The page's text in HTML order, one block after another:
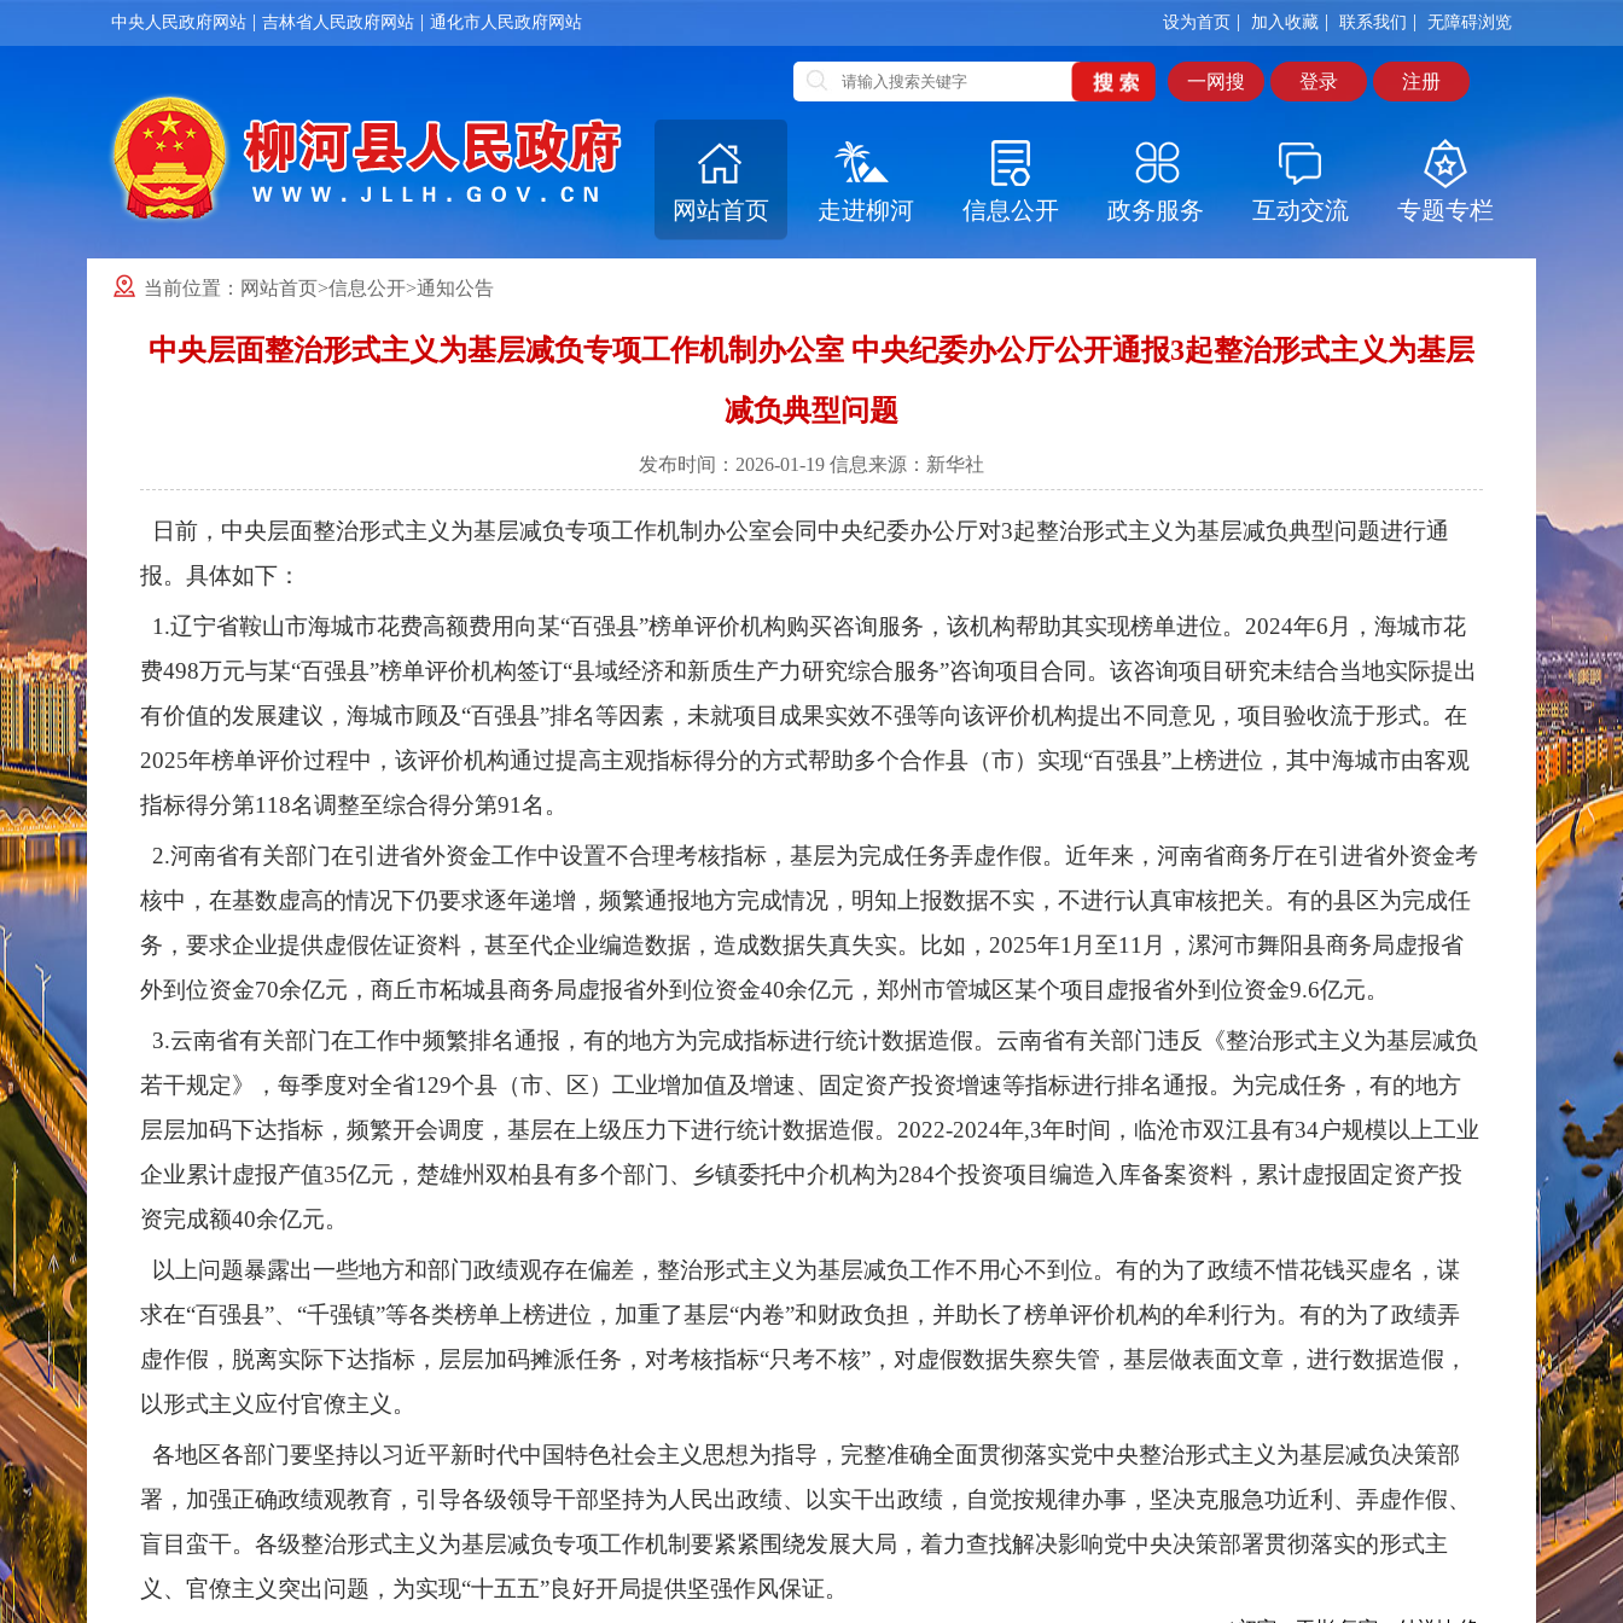
中央人民政府网站 | 吉林省人民政府网站 | 通化市人民政府网站 设为首页 | 加入收藏 | 联系我们 | 无障碍浏览
一网搜 登录 注册
网站首页 走进柳河 信息公开 政务服务 互动交流 专题专栏
当前位置： 网站首页>信息公开>通知公告
中央层面整治形式主义为基层减负专项工作机制办公室 中央纪委办公厅公开通报3起整治形式主义为基层
减负典型问题
发布时间：2026-01-19 信息来源：新华社
日前，中央层面整治形式主义为基层减负专项工作机制办公室会同中央纪委办公厅对3起整治形式主义为基层减负典型问题进行通
报。具体如下：
1.辽宁省鞍山市海城市花费高额费用向某“百强县”榜单评价机构购买咨询服务，该机构帮助其实现榜单进位。2024年6月，海城市花
费498万元与某“百强县”榜单评价机构签订“县域经济和新质生产力研究综合服务”咨询项目合同。该咨询项目研究未结合当地实际提出
有价值的发展建议，海城市顾及“百强县”排名等因素，未就项目成果实效不强等向该评价机构提出不同意见，项目验收流于形式。在
2025年榜单评价过程中，该评价机构通过提高主观指标得分的方式帮助多个合作县（市）实现“百强县”上榜进位，其中海城市由客观
指标得分第118名调整至综合得分第91名。
2.河南省有关部门在引进省外资金工作中设置不合理考核指标，基层为完成任务弄虚作假。近年来，河南省商务厅在引进省外资金考
核中，在基数虚高的情况下仍要求逐年递增，频繁通报地方完成情况，明知上报数据不实，不进行认真审核把关。有的县区为完成任
务，要求企业提供虚假佐证资料，甚至代企业编造数据，造成数据失真失实。比如，2025年1月至11月，漯河市舞阳县商务局虚报省
外到位资金70余亿元，商丘市柘城县商务局虚报省外到位资金40余亿元，郑州市管城区某个项目虚报省外到位资金9.6亿元。
3.云南省有关部门在工作中频繁排名通报，有的地方为完成指标进行统计数据造假。云南省有关部门违反《整治形式主义为基层减负
若干规定》，每季度对全省129个县（市、区）工业增加值及增速、固定资产投资增速等指标进行排名通报。为完成任务，有的地方
层层加码下达指标，频繁开会调度，基层在上级压力下进行统计数据造假。2022-2024年,3年时间，临沧市双江县有34户规模以上工业
企业累计虚报产值35亿元，楚雄州双柏县有多个部门、乡镇委托中介机构为284个投资项目编造入库备案资料，累计虚报固定资产投
资完成额40余亿元。
以上问题暴露出一些地方和部门政绩观存在偏差，整治形式主义为基层减负工作不用心不到位。有的为了政绩不惜花钱买虚名，谋
求在“百强县”、“千强镇”等各类榜单上榜进位，加重了基层“内卷”和财政负担，并助长了榜单评价机构的牟利行为。有的为了政绩弄
虚作假，脱离实际下达指标，层层加码摊派任务，对考核指标“只考不核”，对虚假数据失察失管，基层做表面文章，进行数据造假，
以形式主义应付官僚主义。
各地区各部门要坚持以习近平新时代中国特色社会主义思想为指导，完整准确全面贯彻落实党中央整治形式主义为基层减负决策部
署，加强正确政绩观教育，引导各级领导干部坚持为人民出政绩、以实干出政绩，自觉按规律办事，坚决克服急功近利、弄虚作假、
盲目蛮干。各级整治形式主义为基层减负专项工作机制要紧紧围绕发展大局，着力查找解决影响党中央决策部署贯彻落实的形式主
义、官僚主义突出问题，为实现“十五五”良好开局提供坚强作风保证。